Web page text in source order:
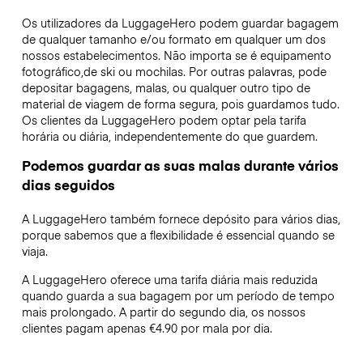
Os utilizadores da LuggageHero podem guardar bagagem
de qualquer tamanho e/ou formato em qualquer um dos
nossos estabelecimentos. Não importa se é equipamento
fotográfico,de ski ou mochilas. Por outras palavras, pode
depositar bagagens, malas, ou qualquer outro tipo de
material de viagem de forma segura, pois guardamos tudo.
Os clientes da LuggageHero podem optar pela tarifa
horária ou diária, independentemente do que guardem.
Podemos guardar as suas malas durante vários
dias seguidos
A LuggageHero também fornece depósito para vários dias,
porque sabemos que a flexibilidade é essencial quando se
viaja.
A LuggageHero oferece uma tarifa diária mais reduzida
quando guarda a sua bagagem por um período de tempo
mais prolongado. A partir do segundo dia, os nossos
clientes pagam apenas €4.90 por mala por dia.